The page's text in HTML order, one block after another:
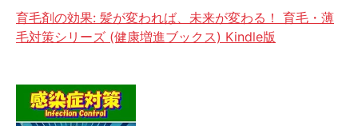
育毛剤の効果: 髪が変われば、未来が変わる！ 育毛・薄
毛対策シリーズ (健康増進ブックス) Kindle版